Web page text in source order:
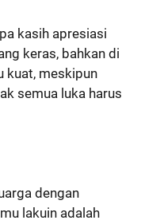
kasih apresiasi
keras, bahkan di
kuat, meskipun
semua luka harus
dengan
lakuin adalah